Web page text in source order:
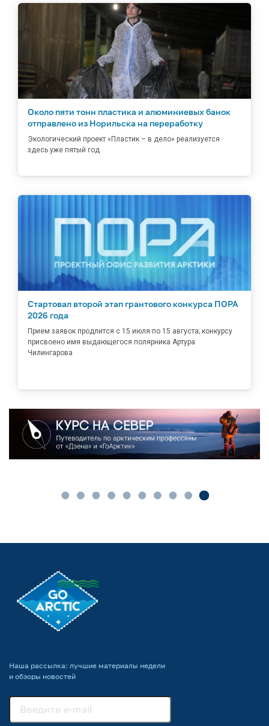
Около пяти тонн пластика и алюминиевых банок
отправлено из Норильска на переработку
Экологический проект «Пластик – в дело» реализуется
здесь уже пятый год
Стартовал второй этап грантового конкурса ПОРА
2026 года
Прием заявок продлится с 15 июля по 15 августа; конкурсу
присвоено имя выдающегося полярника Артура
Чилингарова
Наша рассылка: лучшие материалы недели
и обзоры новостей